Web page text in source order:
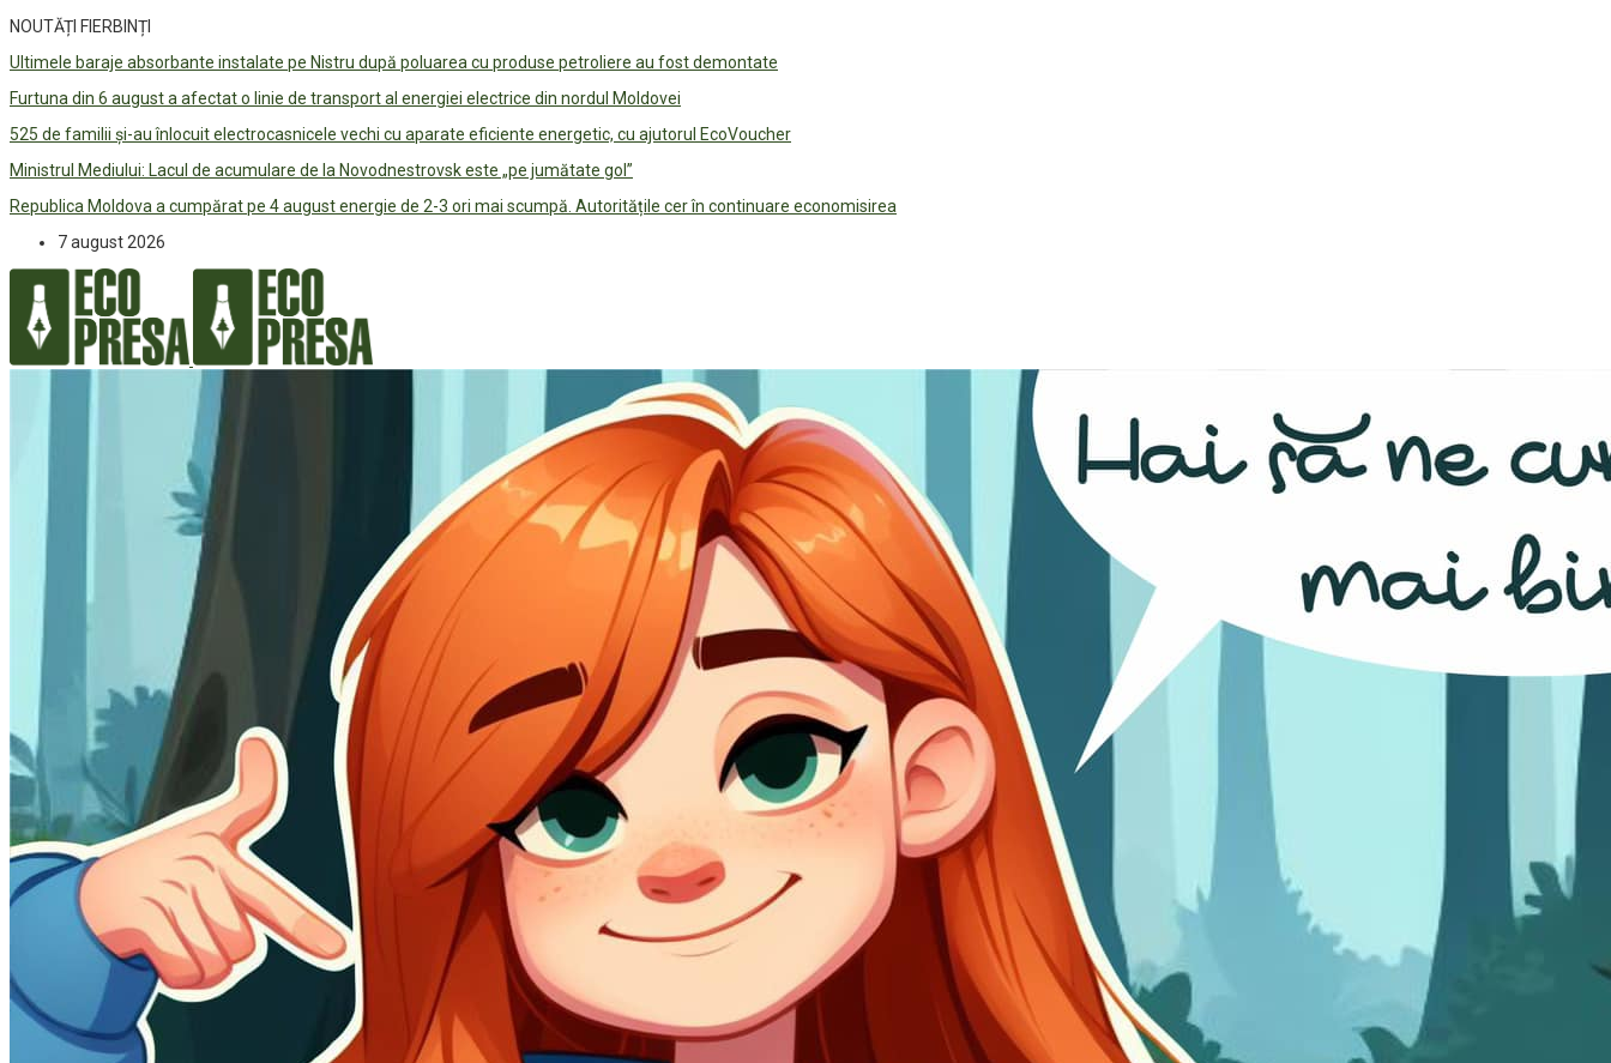
NOUTĂȚI FIERBINȚI
Ultimele baraje absorbante instalate pe Nistru după poluarea cu produse petroliere au fost demontate
Furtuna din 6 august a afectat o linie de transport al energiei electrice din nordul Moldovei
525 de familii și-au înlocuit electrocasnicele vechi cu aparate eficiente energetic, cu ajutorul EcoVoucher
Ministrul Mediului: Lacul de acumulare de la Novodnestrovsk este „pe jumătate gol”
Republica Moldova a cumpărat pe 4 august energie de 2-3 ori mai scumpă. Autoritățile cer în continuare economisirea
7 august 2026